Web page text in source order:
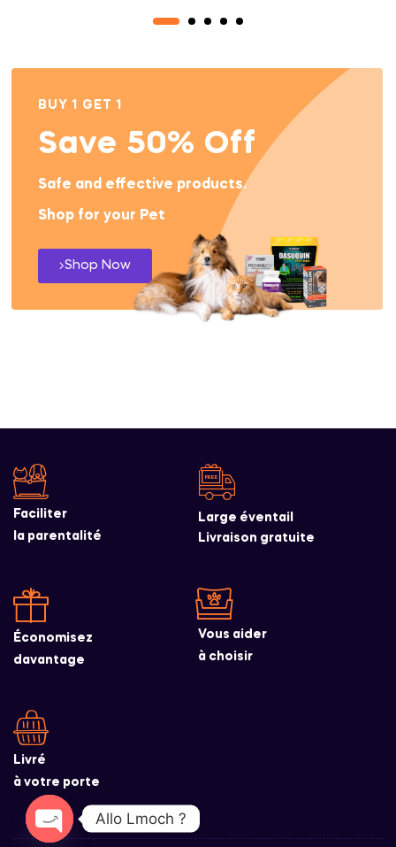
BUY 1 GET 1
Save 50% Off
Safe and effective products.
Shop for your Pet
Shop Now
Faciliter
la parentalité
Large éventail
Livraison gratuite
Économisez
davantage
Vous aider
à choisir
Livré
à votre porte
Allo Lmoch ?